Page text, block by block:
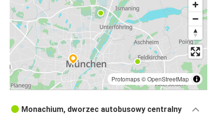
Protomaps©OpenStreetMap
Monachium, dworzec autobusowy centralny